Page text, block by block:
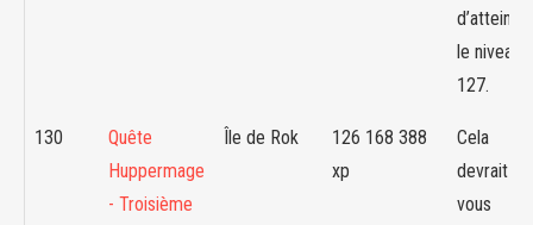
le niveau
127.
130
Quête
Huppermage
- Troisième
Île de Rok
126 168 388
xp
Cela
devrait
vous